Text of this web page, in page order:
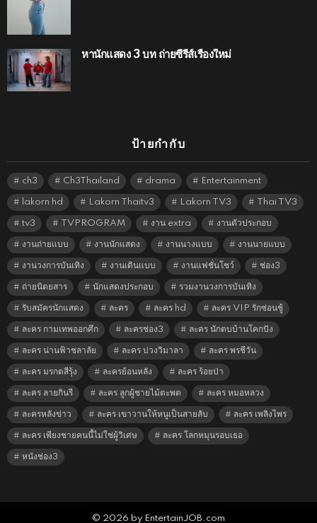
หานักแสดง 3 บท ถ่ายซีรีส์เรื่องใหม่
ป้ายกำกับ
ch3 Ch3Thailand drama Entertainment
lakorn hd Lakorn Thaitv3 Lakorn TV3 Thai TV3
tv3 TVPROGRAM งาน extra งานตัวประกอบ
งานถ่ายแบบ งานนักแสดง งานนางแบบ งานนายแบบ
งานวงการบันเทิง งานเดินแบบ งานแฟชั่นโชว์ ช่อง3
ถ่ายนิตยสาร นักแสดงประกอบ รวมงานวงการบันเทิง
รับสมัครนักแสดง ละคร ละคร hd ละคร VIP รักซ่อนชู้
ละคร กามเทพออกศึก ละครช่อง3 ละคร นักตบบ้านโคกปัง
ละคร น่านฟ้าชลาลัย ละคร บ่วงวิมาลา ละคร พรชีวัน
ละคร มรกตสีรุ้ง ละครย้อนหลัง ละคร ร้อยป่า
ละคร ลายกินรี ละคร ลูกผู้ชายไม้ตะพด ละคร หมอหลวง
ละครหลังข่าว ละคร เขาวานให้หนูเป็นสายลับ ละคร เพลิงไพร
ละคร เพียงชายคนนี้ไม่ใช่ผู้วิเศษ ละคร โลกหมุนรอบเธอ
หนังช่อง3
© 2026 by EntertainJOB.com